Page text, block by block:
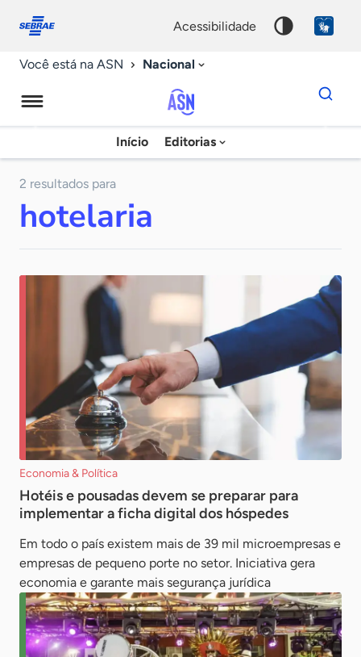
conosco
acessibilidade
Você está na ASN Nacional
Agência
Sebrae
Início Editorias
Dados
para
chave
2 resultados para
hotelaria
Economia & Política
Hotéis e pousadas devem se preparar para
implementar a ficha digital dos hóspedes
Em todo o país existem mais de 39 mil microempresas e
empresas de pequeno porte no setor. Iniciativa gera
economia e garante mais segurança jurídica